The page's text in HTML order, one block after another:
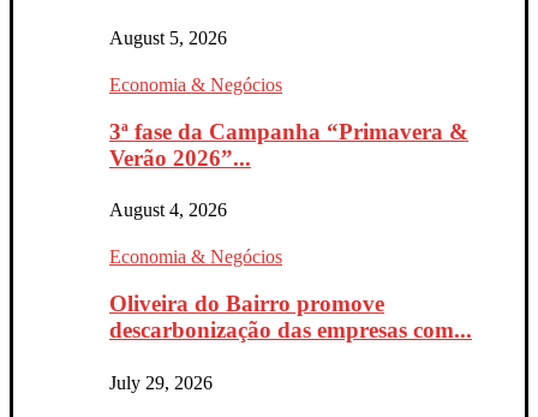
August 5, 2026
Economia & Negócios
3ª fase da Campanha “Primavera &
Verão 2026”...
August 4, 2026
Economia & Negócios
Oliveira do Bairro promove
descarbonização das empresas com...
July 29, 2026